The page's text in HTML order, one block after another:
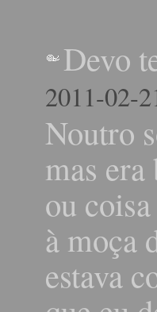
Devo
2011-02-
Noutro
mas
ou
à moça
estava